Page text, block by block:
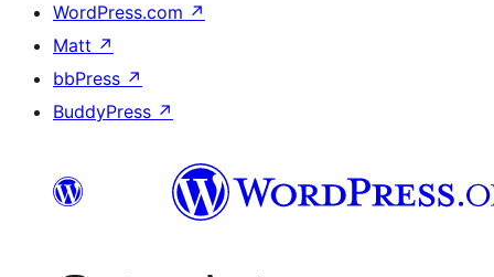
WordPress.com ↗
Matt ↗
bbPress ↗
BuddyPress ↗